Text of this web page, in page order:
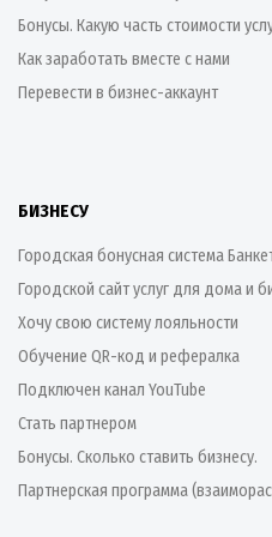
Бонусы. Какую часть стоимости
Как заработать вместе с нами
Перевести в бизнес-аккаунт
БИЗНЕСУ
Городская бонусная система
Городской сайт услуг для дома и
Хочу свою систему лояльности
Обучение QR-код и рефералка
Подключен канал YouTube
Стать партнером
Бонусы. Сколько ставить бизнесу.
Партнерская программа